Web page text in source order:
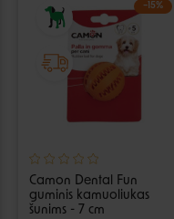
−15%
Camon Dental Fun
guminis kamuoliukas
šunims - 7 cm